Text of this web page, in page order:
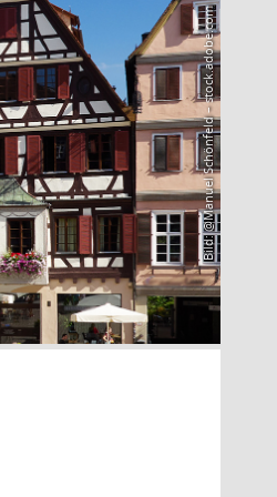
Bild: @Manuel Schönfeld – stock.adobe.com